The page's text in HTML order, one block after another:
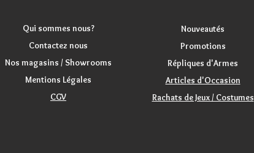
Qui sommes nous?
Contactez nous
Nos magasins / Showrooms
Mentions Légales
CGV
Nouveautés
Promotions
Répliques d'Armes
Articles d'Occasion
Rachats de Jeux / Costumes